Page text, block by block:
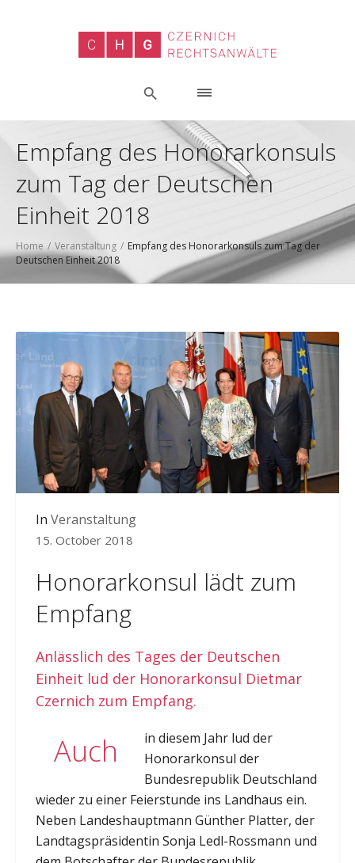
Empfang des Honorarkonsuls
zum Tag der Deutschen
Einheit 2018
Home / Veranstaltung / Empfang des Honorarkonsuls zum Tag der
Deutschen Einheit 2018
In Veranstaltung
15. October 2018
Honorarkonsul lädt zum
Empfang
Anlässlich des Tages der Deutschen
Einheit lud der Honorarkonsul Dietmar
Czernich zum Empfang.
Auch
in diesem Jahr lud der
Honorarkonsul der
Bundesrepublik Deutschland
wieder zu einer Feierstunde ins Landhaus ein.
Neben Landeshauptmann Günther Platter, der
Landtagspräsidentin Sonja Ledl-Rossmann und